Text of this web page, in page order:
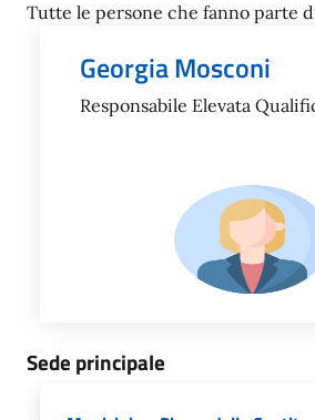
Tutte le persone che fanno parte
Georgia Mosconi
Responsabile Elevata
Sede principale